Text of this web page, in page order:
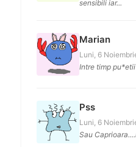
sensibili iar...
Marian
Luni, 6
Intre timp
Pss
Luni, 6
Sau